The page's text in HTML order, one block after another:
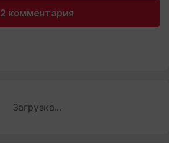
2 комментария
Загрузка...